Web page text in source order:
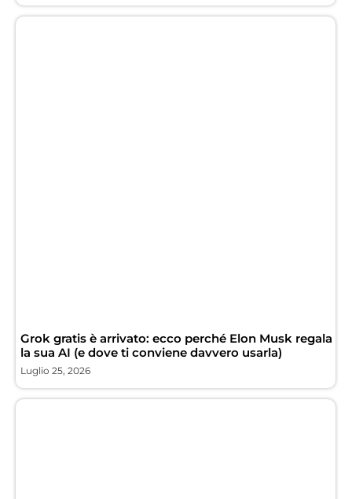
Grok gratis è arrivato: ecco perché Elon Musk regala
la sua AI (e dove ti conviene davvero usarla)
Luglio 25, 2026